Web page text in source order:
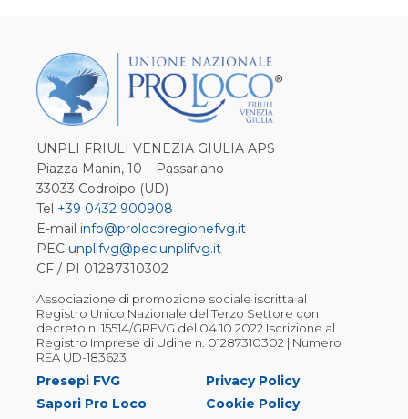
UNPLI FRIULI VENEZIA GIULIA APS
Piazza Manin, 10 – Passariano
33033 Codroipo (UD)
Tel +39 0432 900908
E-mail info@prolocoregionefvg.it
PEC unplifvg@pec.unplifvg.it
CF / PI 01287310302
Associazione di promozione sociale iscritta al
Registro Unico Nazionale del Terzo Settore con
decreto n. 15514/GRFVG del 04.10.2022 Iscrizione al
Registro Imprese di Udine n. 01287310302 | Numero
REA UD-183623
Presepi FVG
Sapori Pro Loco
Privacy Policy
Cookie Policy